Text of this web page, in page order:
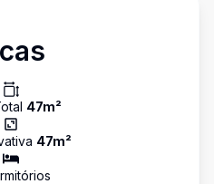
47m²
47m²
s